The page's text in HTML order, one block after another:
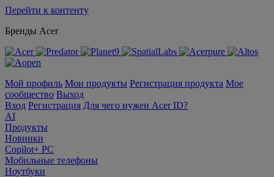
Перейти к контенту
Бренды Acer
Мой профиль Мои продукты Регистрация продукта Мое
сообщество Выход
Вход Регистрация Для чего нужен Acer ID?
AI
Продукты
Новинки
Copilot+ PC
Мобильные телефоны
Ноутбуки